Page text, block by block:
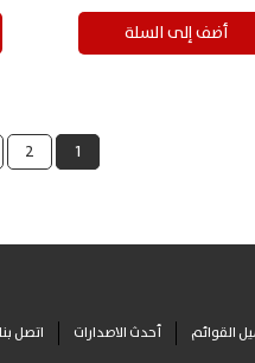
1
2
القوائم أحدث الاصدارات اتصل بنا